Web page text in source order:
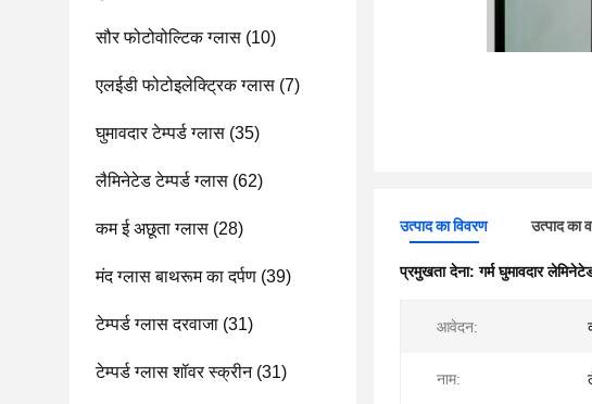
सौर फोटोवोल्टिक ग्लास (10)
एलईडी फोटोइलेक्ट्रिक ग्लास (7)
घुमावदार टेम्पर्ड ग्लास (35)
लैमिनेटेड टेम्पर्ड ग्लास (62)
कम ई अछूता ग्लास (28)
मंद ग्लास बाथरूम का दर्पण (39)
टेम्पर्ड ग्लास दरवाजा (31)
टेम्पर्ड ग्लास शॉवर स्क्रीन(31)
उत्पाद का विवरण उत्पाद का
प्रमुखता देना:गर्म घुमावदार
आवेदन:
नाम: